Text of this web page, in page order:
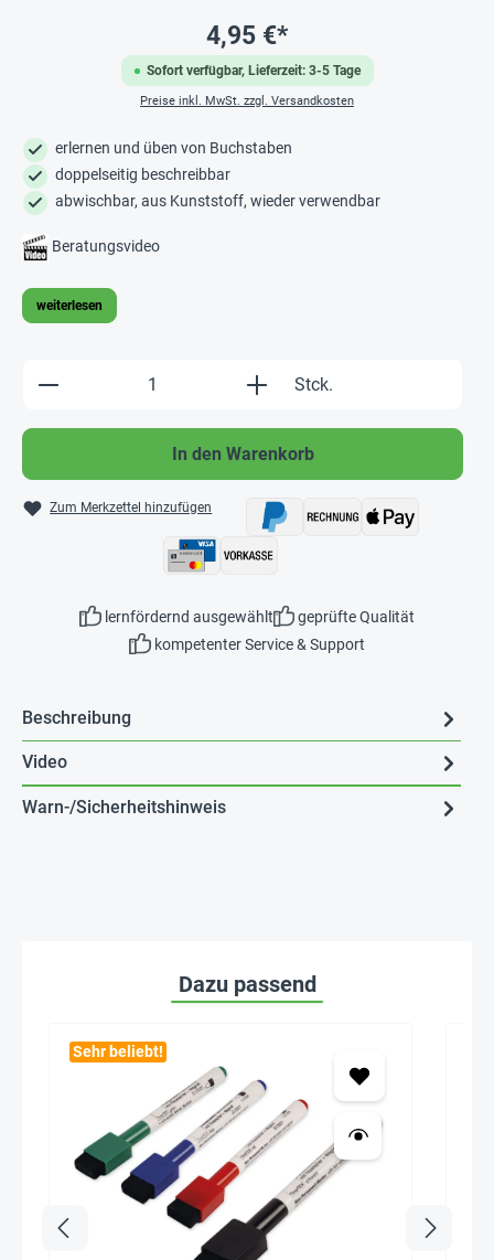
Sofort verfügbar, Lieferzeit: 3-5 Tage
4,95 €*
Preise inkl. MwSt. zzgl. Versandkosten
erlernen und üben von Buchstaben
doppelseitig beschreibbar
abwischbar, aus Kunststoff, wieder verwendbar
Beratungsvideo
weiterlesen
Produkt Anzahl: Gib den gewünschten
Stck.
In den Warenkorb
Zum Merkzettel hinzufügen
lernfördernd ausgewählt
geprüfte Qualität
kompetenter Service & Support
Beschreibung
Video
Warn-/Sicherheitshinweis
Dazu passend
Sehr beliebt!